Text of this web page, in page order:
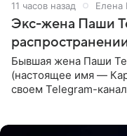
11 часов назад Елена
Экс-жена Паши
Бывшая жена Паши
(настоящее имя —
своем Telegram-